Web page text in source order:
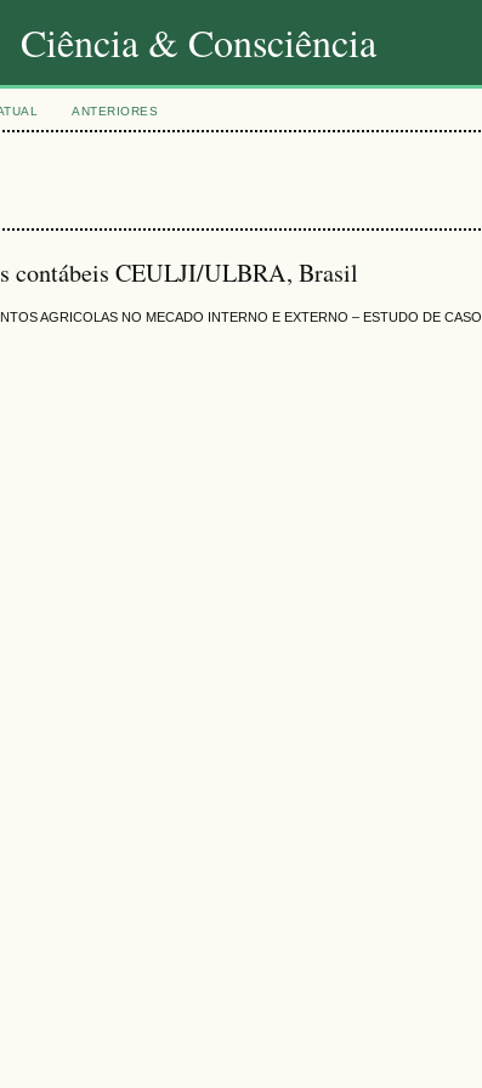
Ciência & Consciência
ANTERIORES
contábeis CEULJI/ULBRA, Brasil
AGRICOLAS NO MECADO INTERNO E EXTERNO – ESTUDO DE CASO.